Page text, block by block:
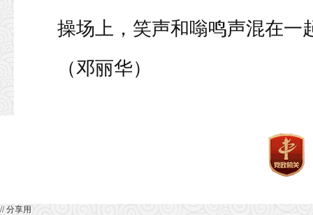
操场上，笑声和嗡鸣声混在一
（邓丽华）
// 分享用